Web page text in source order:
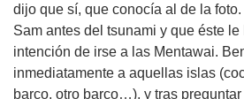
dijo que sí, que conocía al de la
Sam antes del tsunami y que éste
intención de irse a las Mentawai.
inmediatamente a aquellas islas
barco, otro barco…), y tras